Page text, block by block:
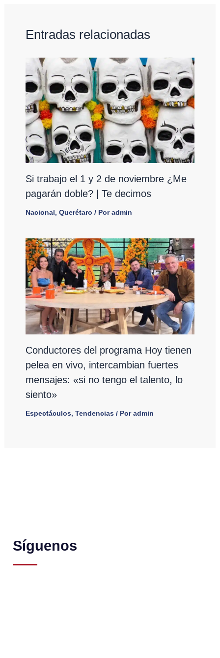
Entradas relacionadas
Si trabajo el 1 y 2 de noviembre ¿Me
pagarán doble? | Te decimos
Nacional, Querétaro / Poradmin
Conductores del programa Hoy tienen
pelea en vivo, intercambian fuertes
mensajes: «si no tengo el talento, lo
siento»
Espectáculos, Tendencias/ Poradmin
Síguenos